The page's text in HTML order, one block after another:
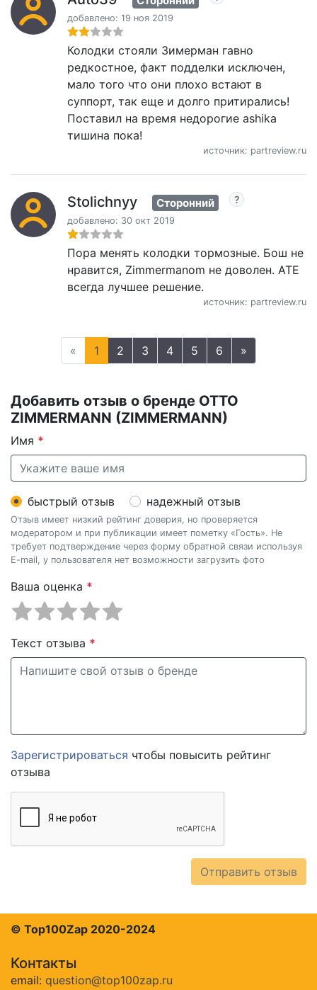
добавлено: 19 ноя 2019
Колодки стояли Зимерман гавно
редкостное, факт подделки исключен,
мало того что они плохо встают в
суппорт, так еще и долго притирались!
Поставил на время недорогие ashika
тишина пока!
источник: partreview.ru
Stolichnyy Сторонний
добавлено: 30 окт 2019
Пора менять колодки тормозные. Бош не
нравится, Zimmermanom не доволен. АТЕ
всегда лучшее решение.
источник: partreview.ru
« 1 2 3 4 5 6 »
Добавить отзыв о бренде OTTO
ZIMMERMANN (ZIMMERMANN)
Имя *
быстрый отзыв надежный отзыв
Отзыв имеет низкий рейтинг доверия, но проверяется
модератором и при публикации имеет пометку «Гость». Не
требует подтверждение через форму обратной связи используя
E-mail, у пользователя нет возможности загрузить фото
Ваша оценка *
Текст отзыва *
Зарегистрироваться чтобы повысить рейтинг
отзыва
Отправить отзыв
© Top100Zap 2020-2024
Контакты
email: question@top100zap.ru